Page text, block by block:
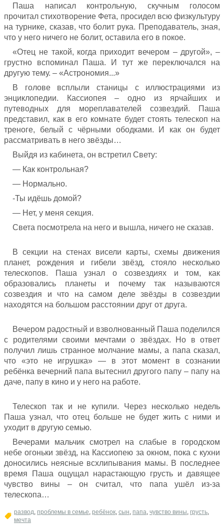
Паша написал контрольную, скучным голосом
прочитал стихотворение Фета, просидел всю физкультуру
на турнике, сказав, что болит рука. Преподаватель, зная,
что у него ничего не болит, оставила его в покое.
«Отец не такой, когда приходит вечером – другой», –
грустно вспоминал Паша. И тут же переключался на
другую тему. – «Астрономия...»
В голове всплыли станицы с иллюстрациями из
энциклопедии. Кассиопея – одно из ярчайших и
путеводных для мореплавателей созвездий. Паша
представил, как в его комнате будет стоять телескоп на
треноге, белый с чёрными ободками. И как он будет
рассматривать в него звёзды…
Выйдя из кабинета, он встретил Свету:
— Как контрольная?
— Нормально.
-Ты идёшь домой?
— Нет, у меня секция.
Света посмотрела на него и вышла, ничего не сказав.
В секции на стенах висели карты, схемы движения
планет, рождения и гибели звёзд, стояло несколько
телескопов. Паша узнал о созвездиях и том, как
образовались планеты и почему так называются
созвездия и что на самом деле звёзды в созвездии
находятся на большом расстоянии друг от друга.
Вечером радостный и взволнованный Паша поделился
с родителями своими мечтами о звёздах. Но в ответ
получил лишь странное молчание мамы, а папа сказал,
что «это не игрушка» — в этот момент в сознании
ребёнка вечерний папа вытеснил другого папу – папу на
даче, папу в кино и у него на работе.
Телескоп так и не купили. Через несколько недель
Паша узнал, что отец больше не будет жить с ними и
уходит в другую семью.
Вечерами мальчик смотрел на слабые в городском
небе огоньки звёзд, на Кассиопею за окном, пока с кухни
доносились неясные всхлипывания мамы. В последнее
время Паша ощущал нарастающую грусть и давящее
чувство вины – он считал, что папа ушёл из-за
телескопа…
развод, проблемы в семье, ребёнок, сын, папа, чувство вины, грусть,
мечта